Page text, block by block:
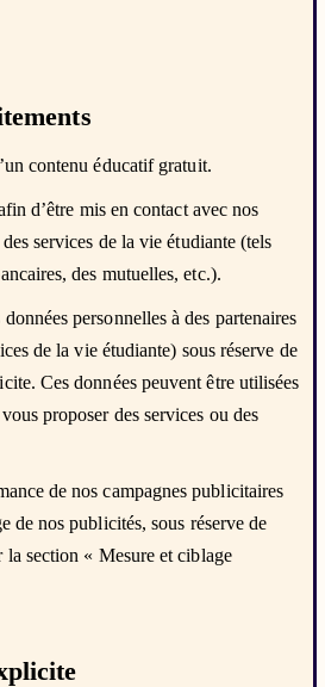
contenu éducatif gratuit.
d’être mis en contact avec nos
services de la vie étudiante (tels
des mutuelles, etc.).
personnelles à des partenaires
de la vie étudiante) sous réserve de
Ces données peuvent être utilisées
proposer des services ou des
de nos campagnes publicitaires
de nos publicités, sous réserve de
section « Mesure et ciblage